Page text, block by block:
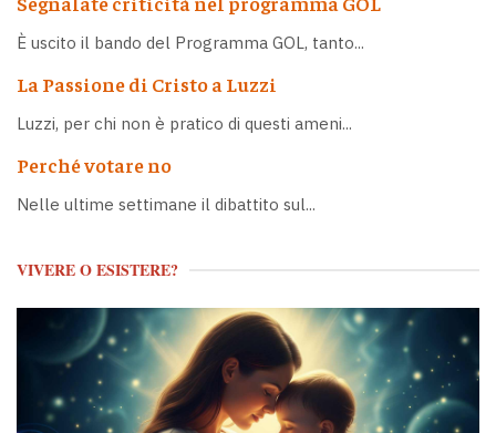
È uscito il bando del Programma GOL, tanto...
La Passione di Cristo a Luzzi
Luzzi, per chi non è pratico di questi ameni...
Perché votare no
Nelle ultime settimane il dibattito sul...
VIVERE O ESISTERE?